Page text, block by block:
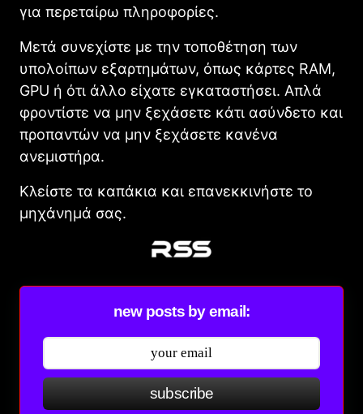
για περεταίρω πληροφορίες.
Μετά συνεχίστε με την τοποθέτηση των
υπολοίπων εξαρτημάτων, όπως κάρτες RAM,
GPU ή ότι άλλο είχατε εγκαταστήσει. Απλά
φροντίστε να μην ξεχάσετε κάτι ασύνδετο και
προπαντών να μην ξεχάσετε κανένα
ανεμιστήρα.
Κλείστε τα καπάκια και επανεκκινήστε το
μηχάνημά σας.
new posts by email:
subscribe